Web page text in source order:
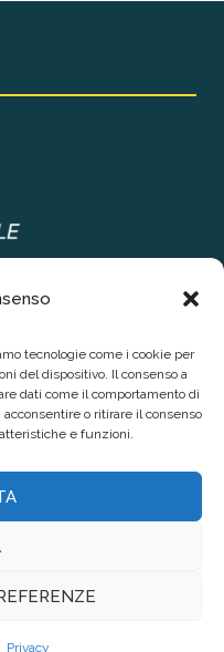
tecnologie come i cookie per
del dispositivo. Il consenso a
dati come il comportamento di
o ritirare il consenso
e funzioni.
Privacy